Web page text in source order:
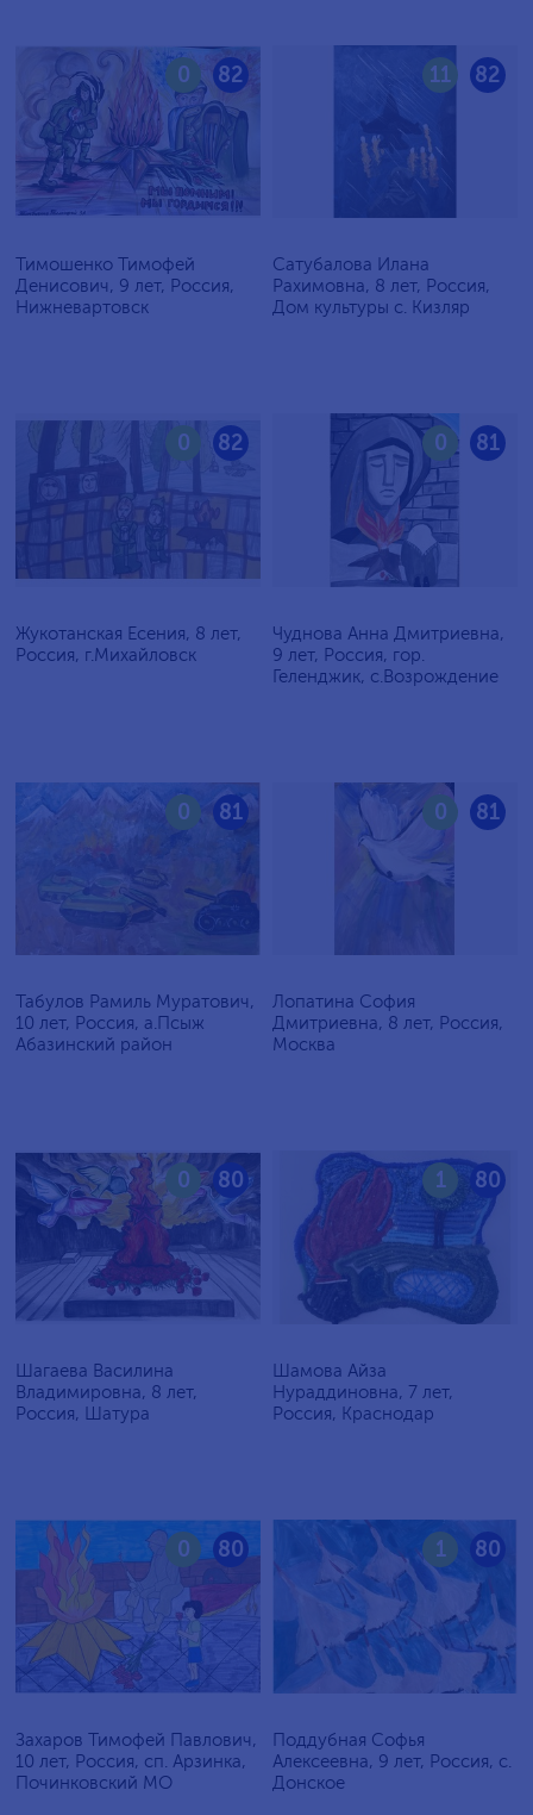
82
0
Тимошенко Тимофей
Денисович, 9 лет, Россия,
Нижневартовск
82
11
Сатубалова Илана
Рахимовна, 8 лет, Россия,
Дом культуры с. Кизляр
82
0
Жукотанская Есения, 8 лет,
Россия, г.Михайловск
81
0
Чуднова Анна Дмитриевна,
9 лет, Россия, гор.
Геленджик, с.Возрождение
81
0
Табулов Рамиль Муратович,
10 лет, Россия, а.Псыж
Абазинский район
81
0
Лопатина София
Дмитриевна, 8 лет, Россия,
Москва
80
0
Шагаева Василина
Владимировна, 8 лет,
Россия, Шатура
80
1
Шамова Айза
Нураддиновна, 7 лет,
Россия, Краснодар
80
0
Захаров Тимофей Павлович,
10 лет, Россия, сп. Арзинка,
Починковский МО
80
1
Поддубная Софья
Алексеевна, 9 лет, Россия, c.
Донское